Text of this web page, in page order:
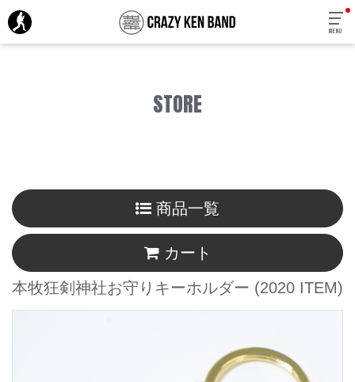
MENU
STORE
商品一覧
カート
本牧狂剣神社お守りキーホルダー (2020 ITEM)